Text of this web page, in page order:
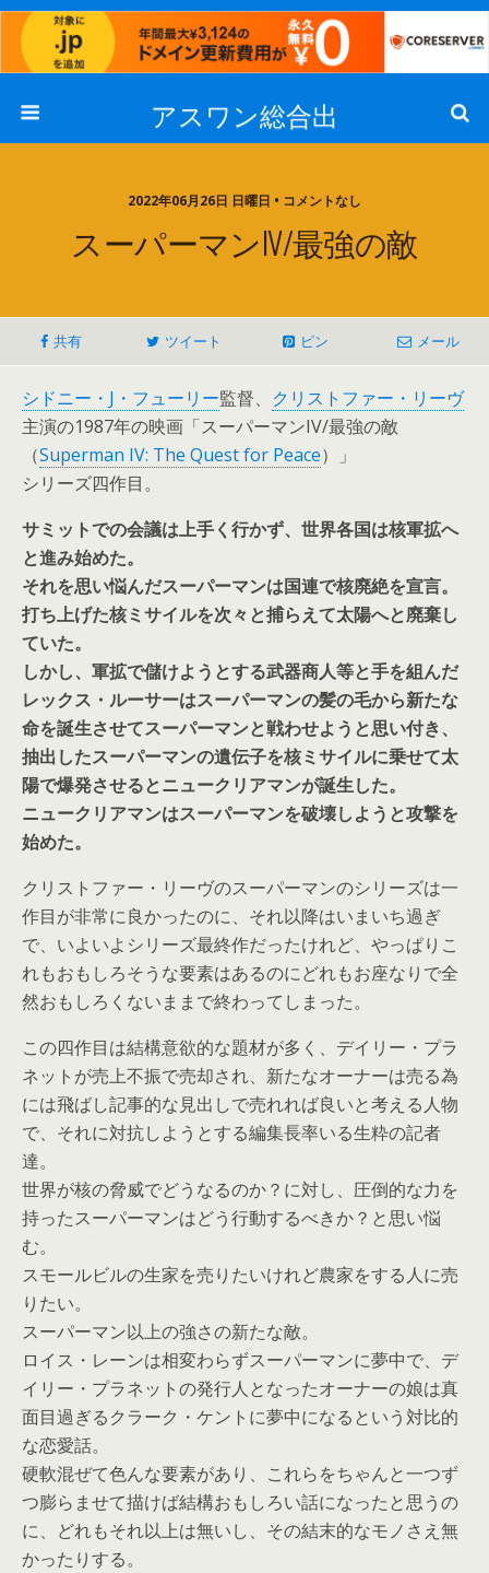
アスワン総合出
2022年06月26日 日曜日 • コメントなし
スーパーマンIV/最強の敵
共有 ツイート ピン メール
シドニー・J・フューリー監督、 クリストファー・リーヴ
主演の1987年の映画「スーパーマンIV/最強の敵
（Superman IV: The Quest for Peace）」
シリーズ四作目。
サミットでの会議は上手く行かず、世界各国は核軍拡へ
と進み始めた。
それを思い悩んだスーパーマンは国連で核廃絶を宣言。
打ち上げた核ミサイルを次々と捕らえて太陽へと廃棄し
ていた。
しかし、軍拡で儲けようとする武器商人等と手を組んだ
レックス・ルーサーはスーパーマンの髪の毛から新たな
命を誕生させてスーパーマンと戦わせようと思い付き、
抽出したスーパーマンの遺伝子を核ミサイルに乗せて太
陽で爆発させるとニュークリアマンが誕生した。
ニュークリアマンはスーパーマンを破壊しようと攻撃を
始めた。
クリストファー・リーヴのスーパーマンのシリーズは一
作目が非常に良かったのに、それ以降はいまいち過ぎ
で、いよいよシリーズ最終作だったけれど、やっぱりこ
れもおもしろそうな要素はあるのにどれもお座なりで全
然おもしろくないままで終わってしまった。
この四作目は結構意欲的な題材が多く、デイリー・プラ
ネットが売上不振で売却され、新たなオーナーは売る為
には飛ばし記事的な見出しで売れれば良いと考える人物
で、それに対抗しようとする編集長率いる生粋の記者
達。
世界が核の脅威でどうなるのか？に対し、圧倒的な力を
持ったスーパーマンはどう行動するべきか？と思い悩
む。
スモールビルの生家を売りたいけれど農家をする人に売
りたい。
スーパーマン以上の強さの新たな敵。
ロイス・レーンは相変わらずスーパーマンに夢中で、デ
イリー・プラネットの発行人となったオーナーの娘は真
面目過ぎるクラーク・ケントに夢中になるという対比的
な恋愛話。
硬軟混ぜて色んな要素があり、これらをちゃんと一つず
つ膨らませて描けば結構おもしろい話になったと思うの
に、どれもそれ以上は無いし、その結末的なモノさえ無
かったりする。